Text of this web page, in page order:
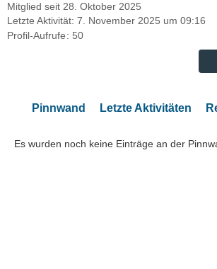
Mitglied seit 28. Oktober 2025
Letzte Aktivität: 7. November 2025 um 09:16
Profil-Aufrufe
50
Pinnwand Letzte Aktivitäten
Es wurden noch keine Einträge an der